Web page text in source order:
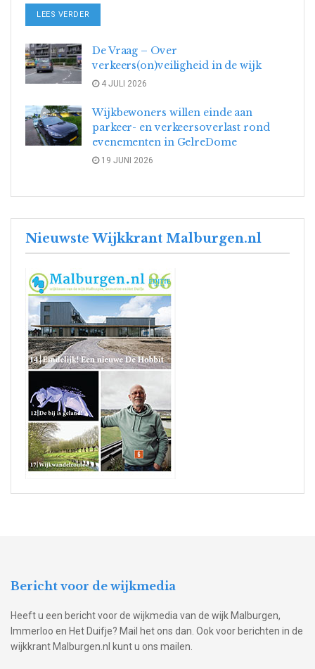
LEES VERDER
De Vraag – Over
verkeers(on)veiligheid in de wijk
4 JULI 2026
Wijkbewoners willen einde aan
parkeer- en verkeersoverlast rond
evenementen in GelreDome
19 JUNI 2026
Nieuwste Wijkkrant Malburgen.nl
Bericht voor de wijkmedia
Heeft u een bericht voor de wijkmedia van de wijk Malburgen,
Immerloo en Het Duifje? Mail het ons dan. Ook voor berichten in de
wijkkrant Malburgen.nl kunt u ons mailen.